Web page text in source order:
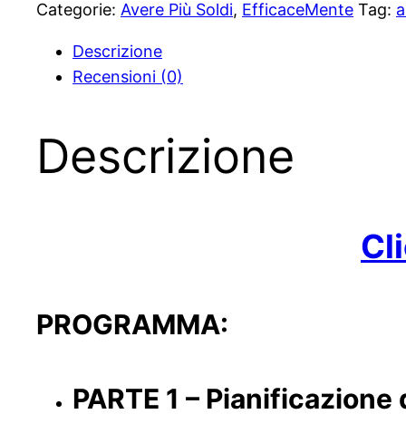
€ 499.00.€ 25.00.
che
follower
ogni
giorno”
Categorie: Avere Più Soldi, EfficaceMente Tag:
Descrizione
Recensioni (0)
Descrizione
PROGRAMMA:
PARTE 1 – Pianificazione